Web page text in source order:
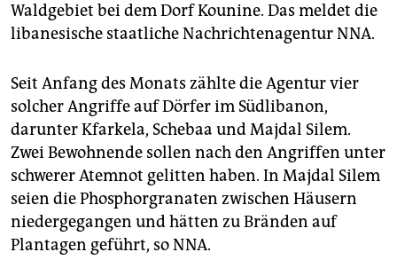
epaper login
Waldgebiet bei dem Dorf Kounine. Das meldet die
libanesische staatliche Nachrichtenagentur NNA.
Seit Anfang des Monats zählte die Agentur vier
solcher Angriffe auf Dörfer im Südlibanon,
darunter Kfarkela, Schebaa und Majdal Silem.
Zwei Bewohnende sollen nach den Angriffen unter
schwerer Atemnot gelitten haben. In Majdal Silem
seien die Phosphorgranaten zwischen Häusern
niedergegangen und hätten zu Bränden auf
Plantagen geführt, so NNA.